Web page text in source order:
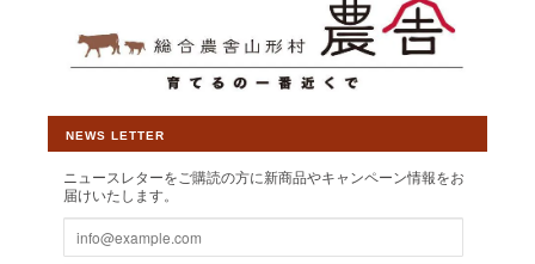
2026/06/28
北陸新幹線内の雑誌で見てはじめて購入しました。しゃぶしゃぶ
て2度目注文しました。届くのが楽しみです。
この度は素敵なレビューをいただきまし
NEWS LETTER
ニュースレターをご購読の方に新商品やキャンペーン情報をお
届けいたします。